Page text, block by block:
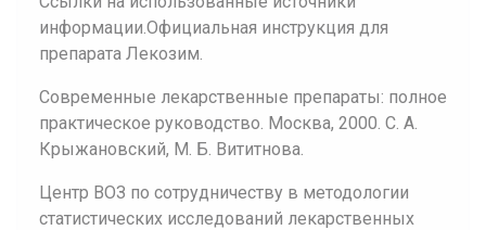
информации.Официальная инструкция для
препарата Лекозим.
Современные лекарственные препараты: полное
практическое руководство. Москва, 2000. С. А.
Крыжановский, М. Б. Вититнова.
Центр ВОЗ по сотрудничеству в методологии
статистических исследований лекарственных